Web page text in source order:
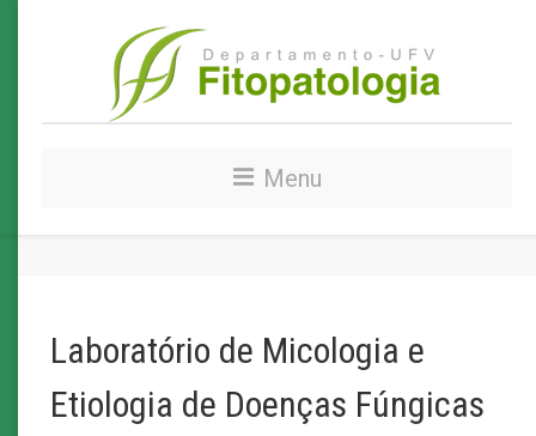
Menu
Laboratório de Micologia e
Etiologia de Doenças Fúngicas